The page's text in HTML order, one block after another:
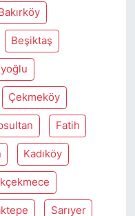
Bakırköy
Beşiktaş
Çekmeköy
Fatih
Kadıköy
Sarıyer